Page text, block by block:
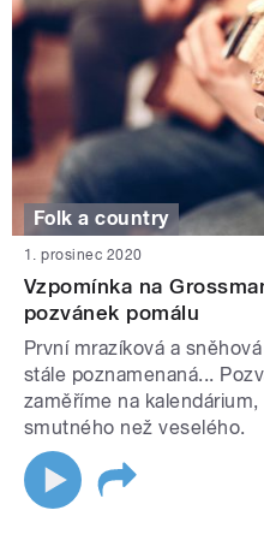
Folk a country
1. prosinec 2020
Vzpomínka na
pozvánek pomálu
První mrazíková a
stále poznamenaná...
zaměříme na
smutného než veselého.